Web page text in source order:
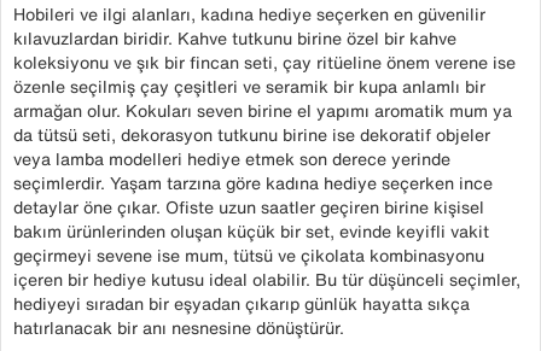
Hobileri ve ilgi alanları, kadına hediye seçerken en güvenilir
kılavuzlardan biridir. Kahve tutkunu birine özel bir kahve
koleksiyonu ve şık bir fincan seti, çay ritüeline önem verene ise
özenle seçilmiş çay çeşitleri ve seramik bir kupa anlamlı bir
armağan olur. Kokuları seven birine el yapımı aromatik mum ya
da tütsü seti, dekorasyon tutkunu birine ise dekoratif objeler
veya lamba modelleri hediye etmek son derece yerinde
seçimlerdir. Yaşam tarzına göre kadına hediye seçerken ince
detaylar öne çıkar. Ofiste uzun saatler geçiren birine kişisel
bakım ürünlerinden oluşan küçük bir set, evinde keyifli vakit
geçirmeyi sevene ise mum, tütsü ve çikolata kombinasyonu
içeren bir hediye kutusu ideal olabilir. Bu tür düşünceli seçimler,
hediyeyi sıradan bir eşyadan çıkarıp günlük hayatta sıkça
hatırlanacak bir anı nesnesine dönüştürür.